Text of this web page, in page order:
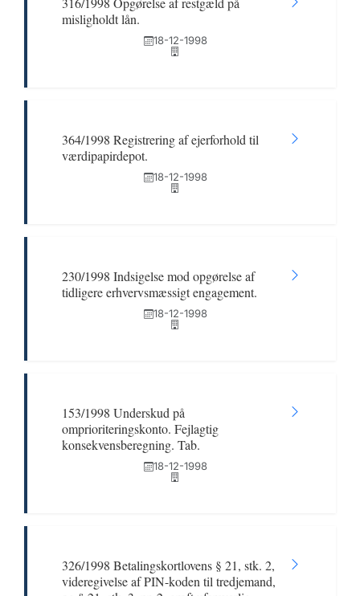
misligholdt lån.
18-12-1998
364/1998 Registrering af ejerforhold til
værdipapirdepot.
18-12-1998
230/1998 Indsigelse mod opgørelse af
tidligere erhvervsmæssigt engagement.
18-12-1998
153/1998 Underskud på
omprioriteringskonto. Fejlagtig
konsekvensberegning. Tab.
18-12-1998
326/1998 Betalingskortlovens § 21, stk. 2,
videregivelse af PIN-koden til tredjemand,